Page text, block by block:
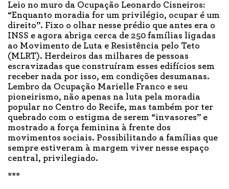
Leio no muro da Ocupação Leonardo Cisneiros:
“Enquanto moradia for um privilégio, ocupar é um
direito”. Fixo o olhar nesse prédio que antes era o
INSS e agora abriga cerca de 250 famílias ligadas
ao Movimento de Luta e Resistência pelo Teto
(MLRT). Herdeiros das milhares de pessoas
escravizadas que construíram esses edifícios sem
receber nada por isso, em condições desumanas.
Lembro da Ocupação Marielle Franco e seu
pioneirismo, não apenas na luta pela moradia
popular no Centro do Recife, mas também por ter
quebrado com o estigma de serem “invasores” e
mostrado a força feminina à frente dos
movimentos sociais. Possibilitando a famílias que
sempre estiveram à margem viver nesse espaço
central, privilegiado.
***